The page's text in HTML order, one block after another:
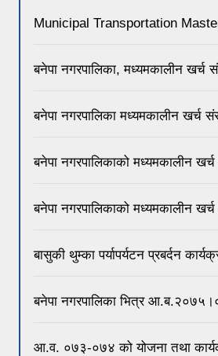
Municipal Transportation
बनेपा नगरपालिका, मध्यमकालीन
बनेपा नगरपालिका मध्यमकालीन खर्च
बनेपा नगरपालिकाको मध्यमकालीन
बनेपा नगरपालिकाको मध्यमकालीन
बासुकी थुम्का पर्यापर्यटन प्रबर्दन
बनेपा नगरपालिका भित्र
आ.व. ०७३-०७४ को योजना तथा